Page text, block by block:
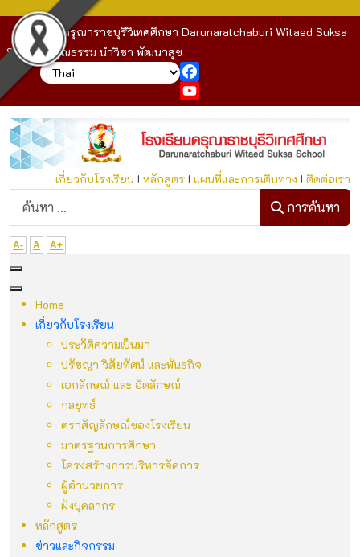
โรงเรียนดรุณาราชบุรีวิเทศศึกษา Darunaratchaburi Witaed Suksa
School : คุณธรรม นำวิชา พัฒนาสุข
YouTube
เกี่ยวกับโรงเรียนI หลักสูตรI แผนที่และการเดินทาง I ติดต่อเรา
ก
การค้นหา
A- A A+
Home
เกี่ยวกับโรงเรียน
ประวัติความเป็นมา
ปรัชญา วิสัยทัศน์ และพันธกิจ
เอกลักษณ์ และ อัตลักษณ์
กลยุทธ์
ตราสัญลักษณ์ของโรงเรียน
มาตรฐานการศึกษา
โครงสร้างการบริหารจัดการ
ผู้อำนวยการ
ผังบุคลากร
หลักสูตร
ข่าวและกิจกรรม